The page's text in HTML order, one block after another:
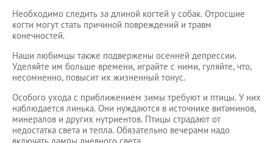
Необходимо следить за длиной когтей у собак. Отросшие
когти могут стать причиной повреждений и травм
конечностей.
Наши любимцы также подвержены осенней депрессии.
Уделяйте им больше времени, играйте с ними, гуляйте, что,
несомненно, повысит их жизненный тонус.
Особого ухода с приближением зимы требуют и птицы. У них
наблюдается линька. Они нуждаются в источнике витаминов,
минералов и других нутриентов. Птицы страдают от
недостатка света и тепла. Обязательно вечерами надо